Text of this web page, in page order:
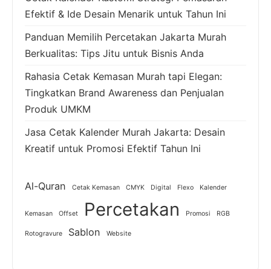
Efektif & Ide Desain Menarik untuk Tahun Ini
Panduan Memilih Percetakan Jakarta Murah
Berkualitas: Tips Jitu untuk Bisnis Anda
Rahasia Cetak Kemasan Murah tapi Elegan:
Tingkatkan Brand Awareness dan Penjualan
Produk UMKM
Jasa Cetak Kalender Murah Jakarta: Desain
Kreatif untuk Promosi Efektif Tahun Ini
Al-Quran Cetak Kemasan CMYK Digital Flexo Kalender
Kemasan Offset Percetakan Promosi RGB
Rotogravure Sablon Website